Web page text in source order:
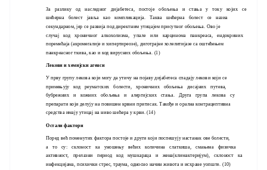
За разлику од наследног дијабетеса, постоје обољења и стања у току којих се
шећерна болест јавља као компликација. Таква шећерна болест се назиа
секундарном, јер се развија под директним утицајем присутног обољења. Ово је
случај код хроничног алкохолизма, упале или карцинома панкреаса, ендокриних
поремећаја (акромегалије и хипертиреозе), диготрајне холелитијазе са оштећењем
панкреасног ткива, као и код вирусних обољења. (1)
Лекови и хемијски агенси
У прву групу лекова који могу да утичу на појаву дијабетеса спадају лекови који се
примењују код реуматских болести, хроничних обољења дисајних путева,
бубрежних и кожних обољења и алергијских стања. Друга група лекова су
препарати који делују на повишен крвни притисак. Такође и орална контрацептивна
средства имају утицај на ниво шећера у крви. (14)
Остали фактори
Поред већ поменутих фактора постоје и други који поспешују настанак ове болести,
а то су: склоност ка уношењу већих количина слаткиша, смањена физичка
активност, прелазни период код мушкараца и жена(климактеријум), склоност ка
инфекцијама, психички стрес, траума, односно начин живота и исхране уопште. (10)